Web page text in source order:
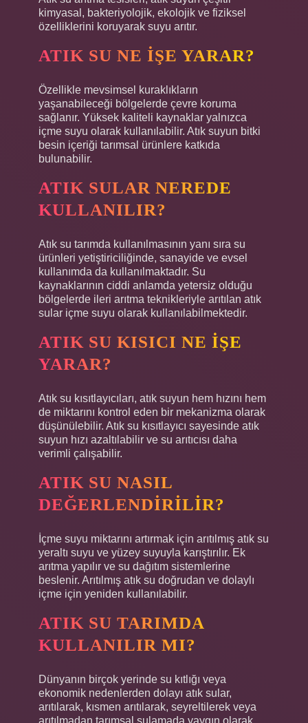
kimyasal, bakteriyolojik, ekolojik ve fiziksel
özelliklerini koruyarak suyu arıtır.
ATIK SU NE IŞE YARAR?
Özellikle mevsimsel kuraklıkların
yaşanabileceği bölgelerde çevre koruma
sağlanır. Yüksek kaliteli kaynaklar yalnızca
içme suyu olarak kullanılabilir. Atık suyun bitki
besin içeriği tarımsal ürünlere katkıda
bulunabilir.
ATIK SULAR NEREDE
KULLANILIR?
Atık su tarımda kullanılmasının yanı sıra su
ürünleri yetiştiriciliğinde, sanayide ve evsel
kullanımda da kullanılmaktadır. Su
kaynaklarının ciddi anlamda yetersiz olduğu
bölgelerde ileri arıtma teknikleriyle arıtılan atık
sular içme suyu olarak kullanılabilmektedir.
ATIK SU KISICI NE IŞE
YARAR?
Atık su kısıtlayıcıları, atık suyun hem hızını hem
de miktarını kontrol eden bir mekanizma olarak
düşünülebilir. Atık su kısıtlayıcı sayesinde atık
suyun hızı azaltılabilir ve su arıtıcısı daha
verimli çalışabilir.
ATIK SU NASIL
DEĞERLENDIRILIR?
İçme suyu miktarını artırmak için arıtılmış atık su
yeraltı suyu ve yüzey suyuyla karıştırılır. Ek
arıtma yapılır ve su dağıtım sistemlerine
beslenir. Arıtılmış atık su doğrudan ve dolaylı
içme için yeniden kullanılabilir.
ATIK SU TARIMDA
KULLANILIR MI?
Dünyanın birçok yerinde su kıtlığı veya
ekonomik nedenlerden dolayı atık sular,
arıtılarak, kısmen arıtılarak, seyreltilerek veya
arıtılmadan tarımsal sulamada yaygın olarak